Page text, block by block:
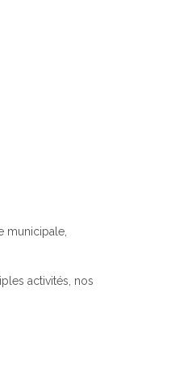
municipale,
activités, nos